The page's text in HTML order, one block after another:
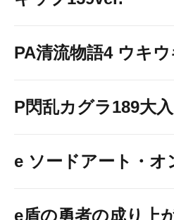
PA清流物語4 ウキ
P閃乱カグラ189大
e ソードアート・オ
e盾の勇者の成り上